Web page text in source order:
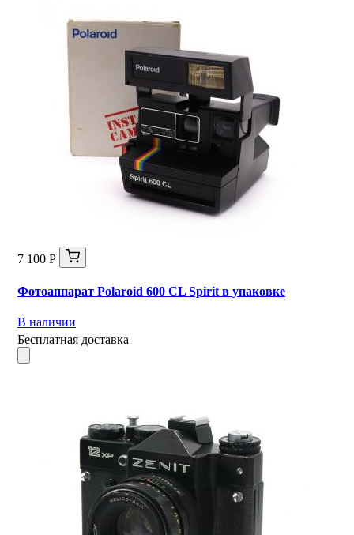
7 100 Р
Фотоаппарат Polaroid 600 CL Spirit в упаковке
В наличии
Бесплатная доставка